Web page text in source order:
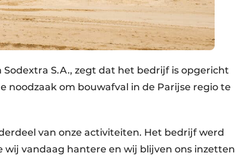
S.A., zegt dat het bedrijf is opgericht
noodzaak om bouwafval in de Parijse regio te
van onze activiteiten. Het bedrijf werd
wij vandaag hantere en wij blijven ons inzetten